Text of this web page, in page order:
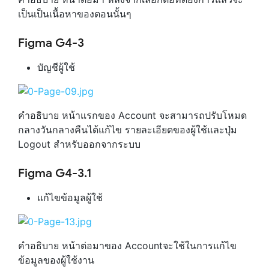
เป็นเป็นเนื้อหาของตอนนั้นๆ
Figma G4-3
บัญชีผู้ใช้
คำอธิบาย หน้าแรกของ Account จะสามารถปรับโหมด
กลางวันกลางคืนได้แก้ไข รายละเอียดของผู้ใช้และปุ่ม
Logout สำหรับออกจากระบบ
Figma G4-3.1
แก้ไขข้อมูลผู้ใช้
คำอธิบาย หน้าต่อมาของ Accountจะใช้ในการแก้ไข
ข้อมูลของผู้ใช้งาน